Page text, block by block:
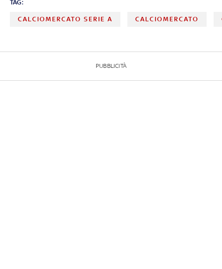
TAG:
CALCIOMERCATO SERIE A CALCIOMERCATO
PUBBLICITÀ